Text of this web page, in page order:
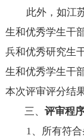
此外， 如江
生和优秀学生干
兵和优秀研究生
生和优秀学生干
本次评审评分结
三、 评审程
1、所有符